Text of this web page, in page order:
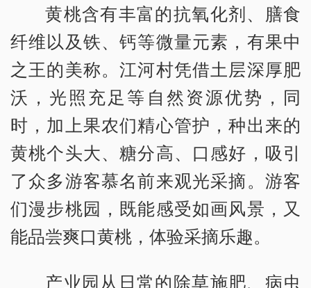
黄桃含有丰富的抗氧化剂、膳食
纤维以及铁、钙等微量元素，有果中
之王的美称。江河村凭借土层深厚肥
沃，光照充足等自然资源优势，同
时，加上果农们精心管护，种出来的
黄桃个头大、糖分高、口感好，吸引
了众多游客慕名前来观光采摘。游客
们漫步桃园，既能感受如画风景，又
能品尝爽口黄桃，体验采摘乐趣。
产业园从日常的除草施肥、病虫